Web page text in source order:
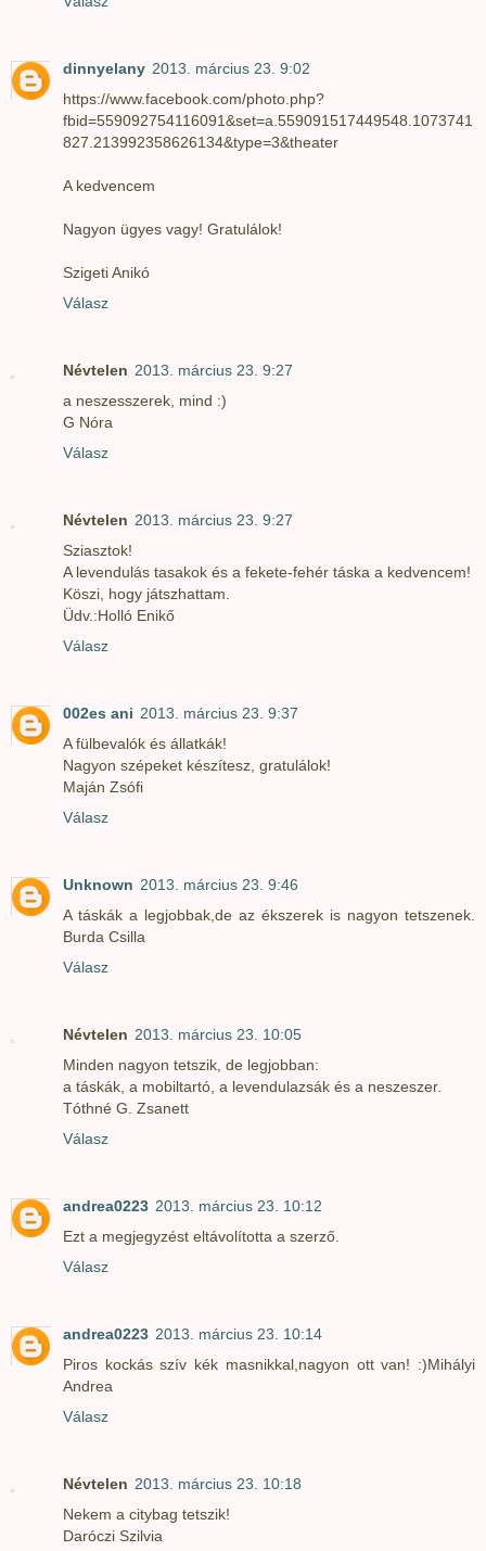
dinnyelany 2013. március 23. 9:02
https://www.facebook.com/photo.php?
fbid=559092754116091&set=a.559091517449548.1073741
827.213992358626134&type=3&theater
A kedvencem
Nagyon ügyes vagy! Gratulálok!
Szigeti Anikó
Válasz
Névtelen 2013. március 23. 9:27
a neszesszerek, mind :)
G Nóra
Válasz
Névtelen 2013. március 23. 9:27
Sziasztok!
A levendulás tasakok és a fekete-fehér táska a kedvencem!
Köszi, hogy játszhattam.
Üdv.:Holló Enikő
Válasz
002es ani 2013. március 23. 9:37
A fülbevalók és állatkák!
Nagyon szépeket készítesz, gratulálok!
Maján Zsófi
Válasz
Unknown 2013. március 23. 9:46
A táskák a legjobbak,de az ékszerek is nagyon tetszenek.
Burda Csilla
Válasz
Névtelen 2013. március 23. 10:05
Minden nagyon tetszik, de legjobban:
a táskák, a mobiltartó, a levendulazsák és a neszeszer.
Tóthné G. Zsanett
Válasz
andrea0223 2013. március 23. 10:12
Ezt a megjegyzést eltávolította a szerző.
Válasz
andrea0223 2013. március 23. 10:14
Piros kockás szív kék masnikkal,nagyon ott van! :)Mihályi
Andrea
Válasz
Névtelen 2013. március 23. 10:18
Nekem a citybag tetszik!
Daróczi Szilvia